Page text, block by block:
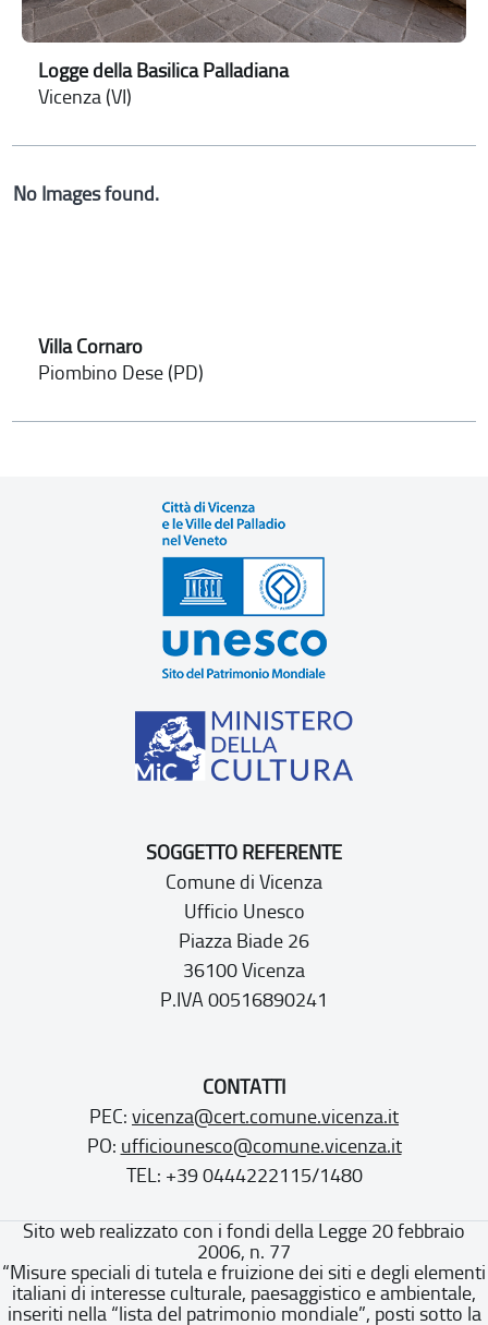
Logge della Basilica Palladiana
Vicenza (VI)
No Images found.
Villa Cornaro
Piombino Dese (PD)
SOGGETTO REFERENTE
Comune di Vicenza
Ufficio Unesco
Piazza Biade 26
36100 Vicenza
P.IVA 00516890241
CONTATTI
PEC: vicenza@cert.comune.vicenza.it
PO: ufficiounesco@comune.vicenza.it
TEL: +39 0444222115/1480
Sito web realizzato con i fondi della Legge 20 febbraio
2006, n. 77
“Misure speciali di tutela e fruizione dei siti e degli elementi
italiani di interesse culturale, paesaggistico e ambientale,
inseriti nella “lista del patrimonio mondiale”, posti sotto la